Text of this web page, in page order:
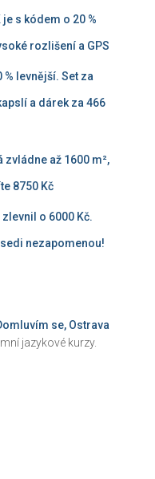
s kódem o 20 %
rozlišení a GPS
levnější. Set za
a dárek za 466
zvládne až 1600 m²,
8750 Kč
o 6000 Kč.
nezapomenou!
se, Ostrava
jazykové kurzy.